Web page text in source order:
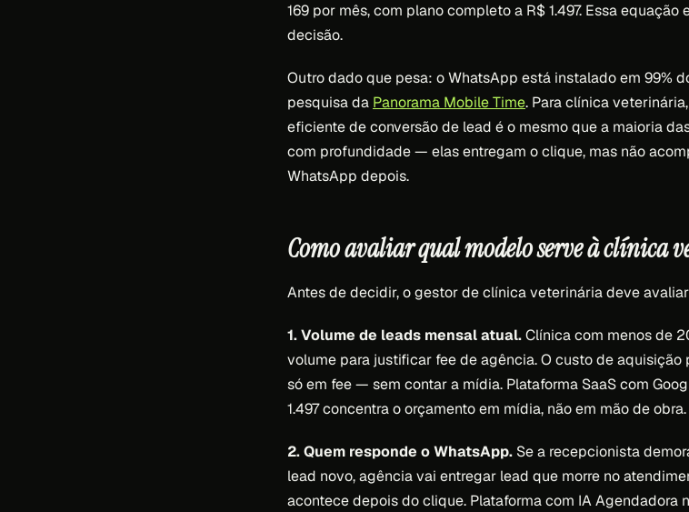
169 por mês, com plano completo a R$ 1.497. Essa
decisão.
Outro dado que pesa: o WhatsApp está instalado em 99%
pesquisa da Panorama Mobile Time. Para clínica
eficiente de conversão de lead é o mesmo que a maioria
com profundidade — elas entregam o clique, mas não
WhatsApp depois.
Como avaliar qual modelo serve à clínica
Antes de decidir, o gestor de clínica veterinária deve
1. Volume de leads mensal atual.Clínica com menos de
volume para justificar fee de agência. O custo de aquisição
só em fee — sem contar a mídia. Plataforma SaaS com
1.497 concentra o orçamento em mídia, não em mão de obra.
2. Quem responde o WhatsApp. Se a recepcionista
lead novo, agência vai entregar lead que morre no
acontece depois do clique. Plataforma com IA Agendadora